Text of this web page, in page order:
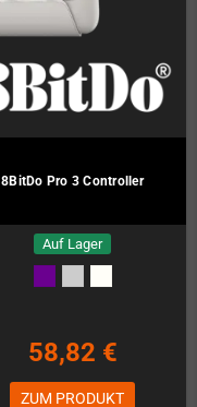
8BitDo Pro 3 Controller
Auf Lager
58,82 €
ZUM PRODUKT